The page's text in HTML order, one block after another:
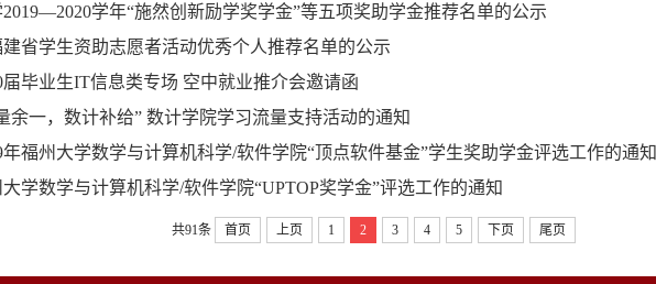
学年“施然创新励学奖学金”等五项奖助学金推荐名单的公示
建省学生资助志愿者活动优秀个人推荐名单的公示
届毕业生IT信息类专场 空中就业推介会邀请函
余一，数计补给” 数计学院学习流量支持活动的通知
年福州大学数学与计算机科学/软件学院“顶点软件基金”学生奖助学金评选工作的通知
学数学与计算机科学/软件学院“UPTOP奖学金”评选工作的通知
共91条 首页 上页 1 2 3 4 5 下页 尾页